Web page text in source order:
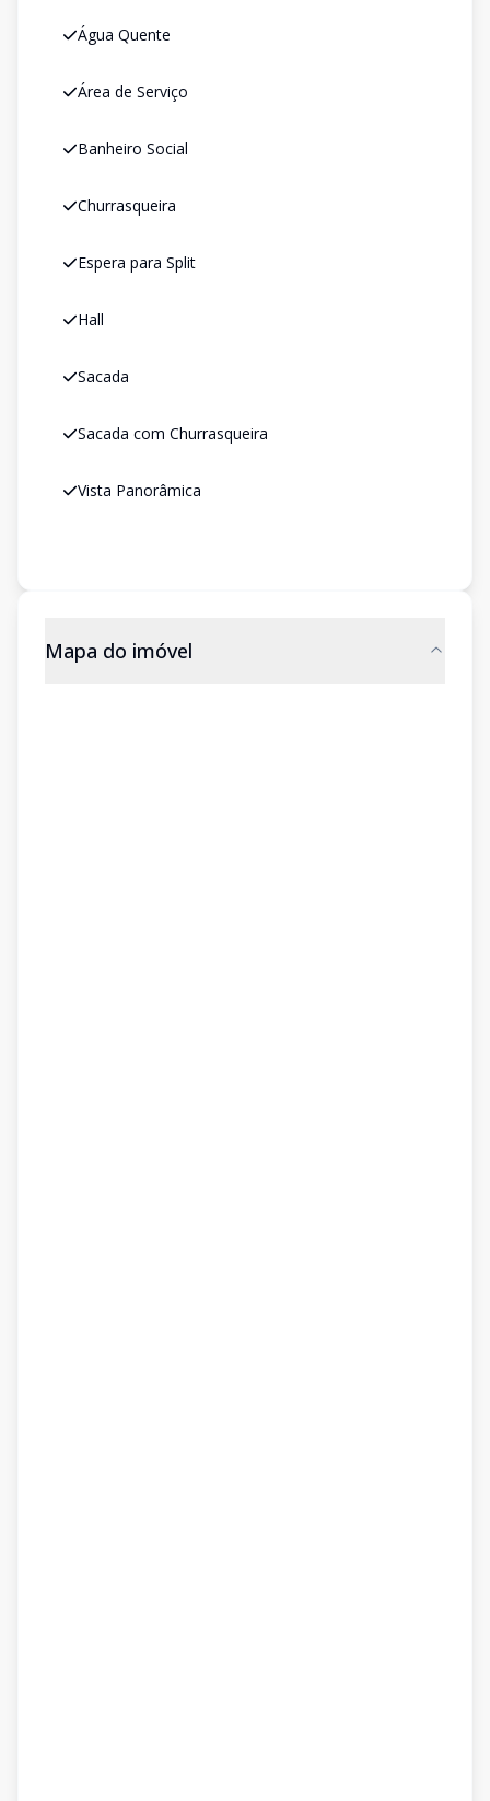
Água Quente
Área de Serviço
Banheiro Social
Churrasqueira
Espera para Split
Hall
Sacada
Sacada com Churrasqueira
Vista Panorâmica
Mapa do imóvel